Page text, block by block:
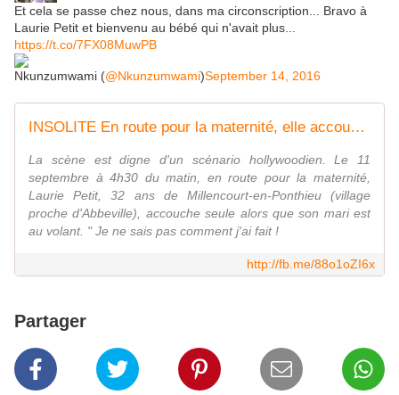
Et cela se passe chez nous, dans ma circonscription... Bravo à
Laurie Petit et bienvenu au bébé qui n'avait plus...
https://t.co/7FX08MuwPB
Nkunzumwami (@Nkunzumwami)September 14, 2016
INSOLITE En route pour la maternité, elle accouche dans la voiture
La scène est digne d'un scénario hollywoodien. Le 11
septembre à 4h30 du matin, en route pour la maternité,
Laurie Petit, 32 ans de Millencourt-en-Ponthieu (village
proche d'Abbeville), accouche seule alors que son mari est
au volant. " Je ne sais pas comment j'ai fait !
http://fb.me/88o1oZI6x
Partager